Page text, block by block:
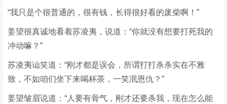
“我只是个很普通的，很有钱，长得很好看的废柴啊！”
姜望很真诚地看着苏凌夷，说道：“你就没有想要打死我的
冲动嘛？”
苏凌夷讪笑道：“刚才都是误会，所谓打打杀杀实在不雅
致，不如咱们坐下来喝杯茶，一笑泯恩仇？”
姜望皱眉说道：“人要有骨气，刚才还要杀我，现在怎么能